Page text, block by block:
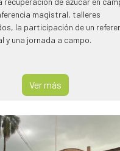
magistral, talleres
la participación de un
y una jornada a campo.
Ver más